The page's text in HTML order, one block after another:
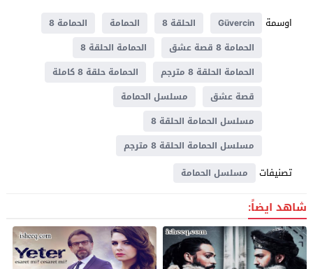
اوسمة
Güvercin الحلقة 8 الحمامة
الحمامة 8
الحمامة 8 قصة عشق
الحمامة الحلقة 8
الحمامة الحلقة 8 مترجم
الحمامة حلقة 8 كاملة
قصة عشق
مسلسل الحمامة
مسلسل الحمامة الحلقة 8
مسلسل الحمامة الحلقة 8 مترجم
تصنيفات مسلسل الحمامة
شاهد ايضاً: